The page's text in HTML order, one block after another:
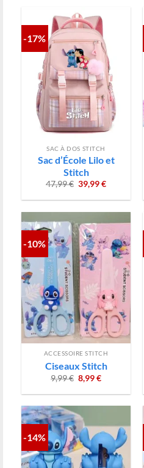
-17%
SAC À DOS STITCH
Sac d’École Lilo et
Stitch
47,99€ Le
prix
initial
47,99 €.
39,99€Le
actuel
39,99 €.
-10%
ACCESSOIRE STITCH
Ciseaux Stitch
9,99€ Le
prix
initial
8,99€Le
actuel
-14%